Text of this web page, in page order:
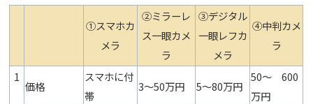
①スマホカ
メラ
②ミラーレ
ス一眼カメ
ラ
③デジタル
一眼レフカ
メラ
④中判カメ
ラ
1
価格
スマホに付
帯
3〜50万円 5〜80万円
50〜 600
万円